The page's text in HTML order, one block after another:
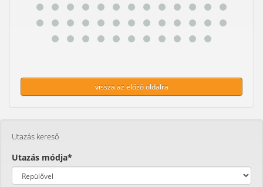
vissza az előző oldalra
Utazás kereső
Utazás módja*